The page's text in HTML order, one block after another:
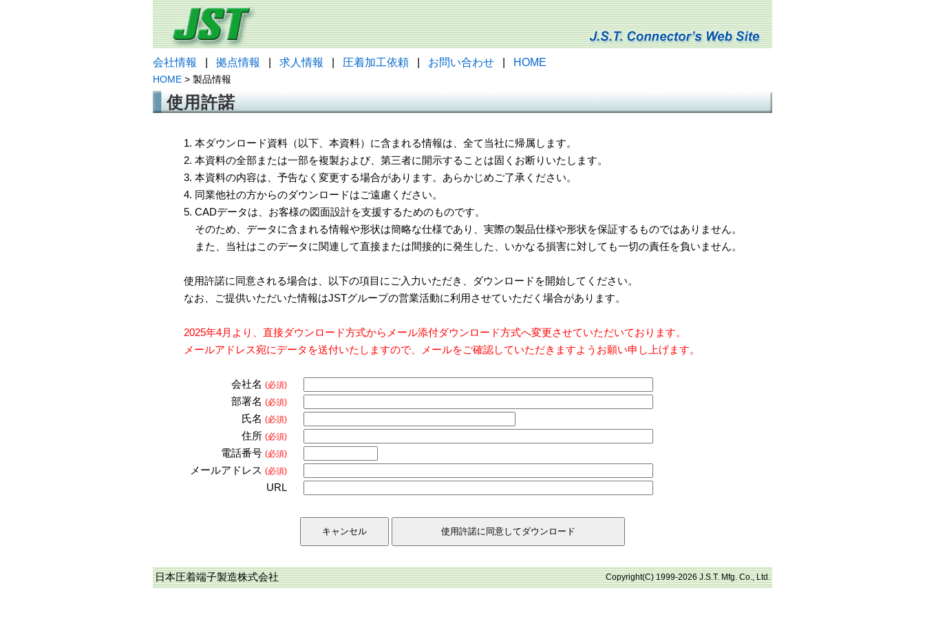
会社情報 拠点情報 求人情報 圧着加工依頼 お問い合わせ HOME
HOME > 製品情報
使用許諾
1. 本ダウンロード資料（以下、本資料）に含まれる情報は、全て当社に帰属します。
2. 本資料の全部または一部を複製および、第三者に開示することは固くお断りいたします。
3. 本資料の内容は、予告なく変更する場合があります。あらかじめご了承ください。
4. 同業他社の方からのダウンロードはご遠慮ください。
5. CADデータは、お客様の図面設計を支援するためのものです。
そのため、データに含まれる情報や形状は簡略な仕様であり、実際の製品仕様や形状を保証するものではありません。
また、当社はこのデータに関連して直接または間接的に発生した、いかなる損害に対しても一切の責任を負いません。
使用許諾に同意される場合は、以下の項目にご入力いただき、ダウンロードを開始してください。
なお、ご提供いただいた情報はJSTグループの営業活動に利用させていただく場合があります。
2025年4月より、直接ダウンロード方式からメール添付ダウンロード方式へ変更させていただいております。
メールアドレス宛にデータを送付いたしますので、メールをご確認していただきますようお願い申し上げます。
会社名 (必須)
部署名 (必須)
氏名 (必須)
住所 (必須)
電話番号 (必須)
メールアドレス (必須)
URL
日本圧着端子製造株式会社 Copyright(C) 1999-2026 J.S.T. Mfg. Co., Ltd.